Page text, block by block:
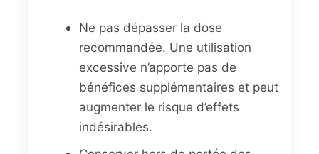
Ne pas dépasser la dose
recommandée. Une utilisation
excessive n’apporte pas de
bénéfices supplémentaires et peut
augmenter le risque d’effets
indésirables.